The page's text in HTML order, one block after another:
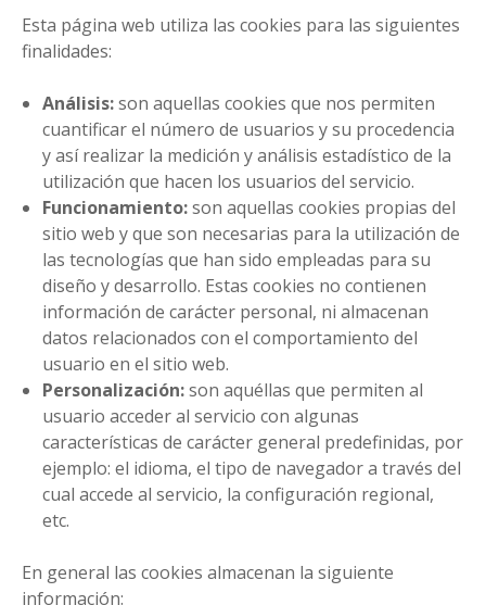
Esta página web utiliza las cookies para las siguientes
finalidades:
Análisis:son aquellas cookies que nos permiten
cuantificar el número de usuarios y su procedencia
y así realizar la medición y análisis estadístico de la
utilización que hacen los usuarios del servicio.
Funcionamiento:son aquellas cookies propias del
sitio web y que son necesarias para la utilización de
las tecnologías que han sido empleadas para su
diseño y desarrollo. Estas cookies no contienen
información de carácter personal, ni almacenan
datos relacionados con el comportamiento del
usuario en el sitio web.
Personalización:son aquéllas que permiten al
usuario acceder al servicio con algunas
características de carácter general predefinidas, por
ejemplo: el idioma, el tipo de navegador a través del
cual accede al servicio, la configuración regional,
etc.
En general las cookies almacenan la siguiente
información: